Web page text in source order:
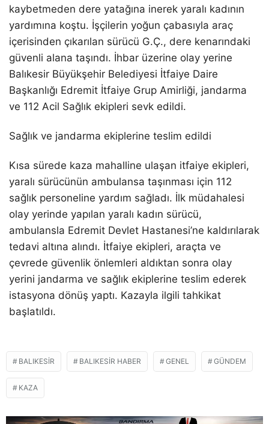
kaybetmeden dere yatağına inerek yaralı kadının
yardımına koştu. İşçilerin yoğun çabasıyla araç
içerisinden çıkarılan sürücü G.Ç., dere kenarındaki
güvenli alana taşındı. İhbar üzerine olay yerine
Balıkesir Büyükşehir Belediyesi İtfaiye Daire
Başkanlığı Edremit İtfaiye Grup Amirliği, jandarma
ve 112 Acil Sağlık ekipleri sevk edildi.
Sağlık ve jandarma ekiplerine teslim edildi
Kısa sürede kaza mahalline ulaşan itfaiye ekipleri,
yaralı sürücünün ambulansa taşınması için 112
sağlık personeline yardım sağladı. İlk müdahalesi
olay yerinde yapılan yaralı kadın sürücü,
ambulansla Edremit Devlet Hastanesi’ne kaldırılarak
tedavi altına alındı. İtfaiye ekipleri, araçta ve
çevrede güvenlik önlemleri aldıktan sonra olay
yerini jandarma ve sağlık ekiplerine teslim ederek
istasyona dönüş yaptı. Kazayla ilgili tahkikat
başlatıldı.
BALIKESIR BALIKESIR HABER GENEL GÜNDEM
KAZA